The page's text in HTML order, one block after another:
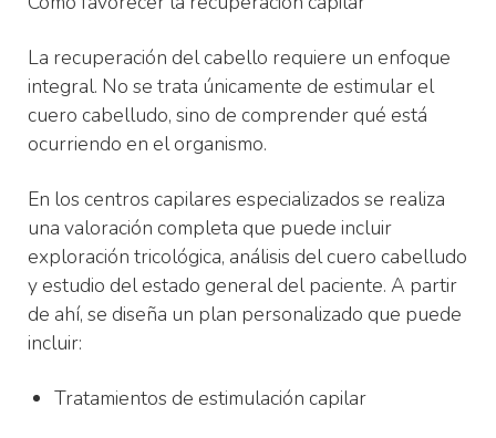
La recuperación del cabello requiere un enfoque
integral. No se trata únicamente de estimular el
cuero cabelludo, sino de comprender qué está
ocurriendo en el organismo.
En los centros capilares especializados se realiza
una valoración completa que puede incluir
exploración tricológica, análisis del cuero cabelludo
y estudio del estado general del paciente. A partir
de ahí, se diseña un plan personalizado que puede
incluir:
Tratamientos de estimulación capilar